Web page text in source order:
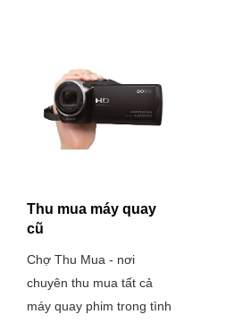
Thu mua máy quay
cũ
Chợ Thu Mua - nơi
chuyên thu mua tất cả
máy quay phim trong tình